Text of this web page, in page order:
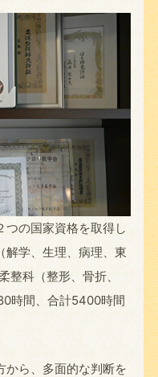
つの国家資格を取得し
解学、生理、病理、東
整科（整形、骨折、
時間、合計5400時間
から、多面的な判断を